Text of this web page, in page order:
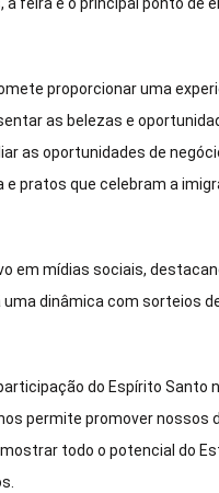
proporcionar uma
as belezas e
as oportunidades de
pratos que celebram a
em mídias sociais,
dinâmica com sorteios
do Espírito Santo
permite promover nossos
todo o potencial do